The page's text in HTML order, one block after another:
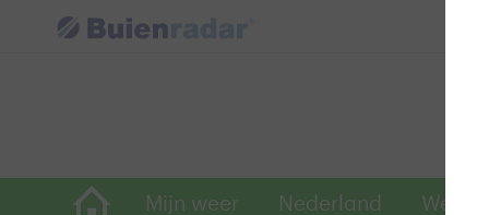
Mijn weer Nederland